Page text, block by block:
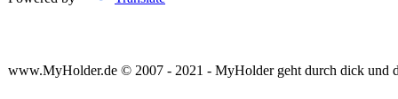
www.MyHolder.de © 2007 - 2021 - MyHolder geht durch dick und